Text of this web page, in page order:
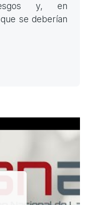
y, en
se deberían